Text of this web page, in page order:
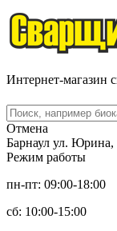
Интернет-магазин
Отмена
Барнаул ул. Юрина,
Режим работы
пн-пт: 09:00-18:00
сб: 10:00-15:00